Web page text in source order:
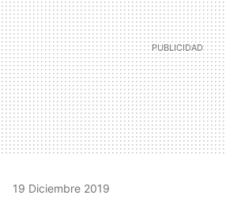
19 Diciembre 2019